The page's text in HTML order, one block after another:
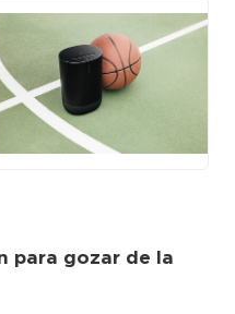
para gozar de la